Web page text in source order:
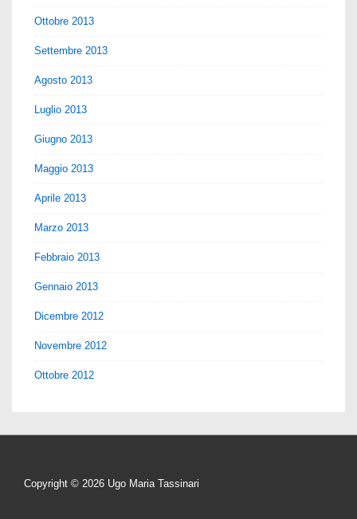
Ottobre 2013
Settembre 2013
Agosto 2013
Luglio 2013
Giugno 2013
Maggio 2013
Aprile 2013
Marzo 2013
Febbraio 2013
Gennaio 2013
Dicembre 2012
Novembre 2012
Ottobre 2012
Copyright © 2026 Ugo Maria Tassinari